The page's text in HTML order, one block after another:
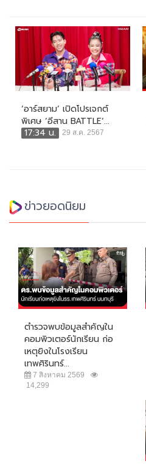
‘อาร์สยาม’ เปิดโปรเจกต์
พิเศษ ‘อีสาน BATTLE’...
17:34 น.
29 ส.ค. 2567
ข่าวยอดนิยม
ตำรวจพบข้อมูลสำคัญใน
คอมพิวเตอร์นักเรียน ก่อ
เหตุยิงในโรงเรียน
เทพศิรินทร์...
7 สิงหาคม 2569
14,299